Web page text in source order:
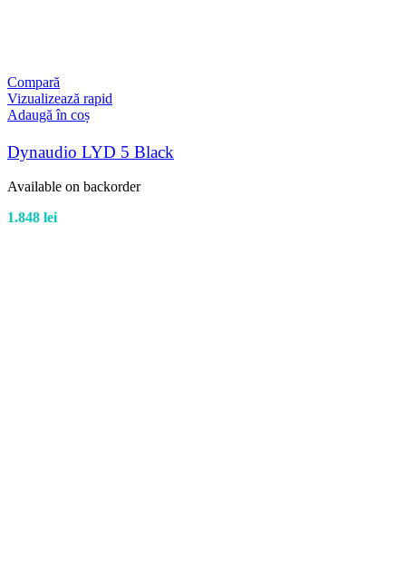
Compară
Vizualizează rapid
Adaugă în coș
Dynaudio LYD 5 Black
Available on backorder
1.848 lei